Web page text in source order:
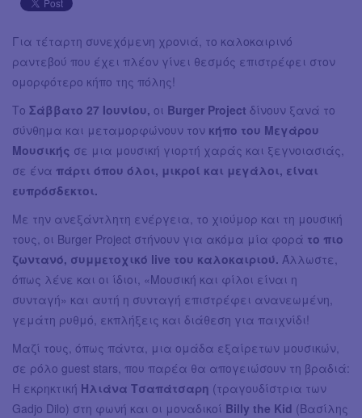
Για τέταρτη συνεχόμενη χρονιά, το καλοκαιρινό
ραντεβού που έχει πλέον γίνει θεσμός επιστρέφει στον
ομορφότερο κήπο της πόλης!
Το Σάββατο 27 Ιουνίου, οι Burger Project δίνουν ξανά το
σύνθημα και μεταμορφώνουν τον κήπο του Μεγάρου
Μουσικής σε μια μουσική γιορτή χαράς και ξεγνοιασιάς,
σε ένα πάρτι όπου όλοι, μικροί και μεγάλοι, είναι
ευπρόσδεκτοι.
Με την ανεξάντλητη ενέργεια, το χιούμορ και τη μουσική
τους, οι Burger Project στήνουν για ακόμα μία φορά το πιο
ζωντανό, συμμετοχικό live του καλοκαιριού. Άλλωστε,
όπως λένε και οι ίδιοι, «Μουσική και φίλοι είναι η
συνταγή» και αυτή η συνταγή επιστρέφει ανανεωμένη,
γεμάτη ρυθμό, εκπλήξεις και διάθεση για παιχνίδι!
Μαζί τους, όπως πάντα, μια ομάδα εξαίρετων μουσικών,
σε ρόλο guest stars, που παρέα θα απογειώσουν τη βραδιά:
Η εκρηκτική Ηλιάνα Τσαπάτσαρη (τραγουδίστρια των
Gadjo Dilo) στη φωνή και οι μοναδικοί Billy the Kid (Βασίλης